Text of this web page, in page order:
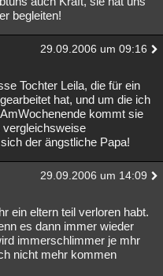
begleiten!
29.09.2006 um 09:16
Tochter Leila, die für ein
hat, und um die ich
kommt sie
der ängstliche Papa!
29.09.2006 um 14:09
ein eltern teil verloren habt.
es dann immer wieder
immerschlimmer je mhr
nicht mehr kommen